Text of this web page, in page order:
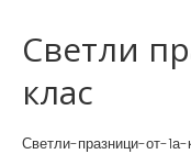
Светли
клас
Светли-празници-от-1а-